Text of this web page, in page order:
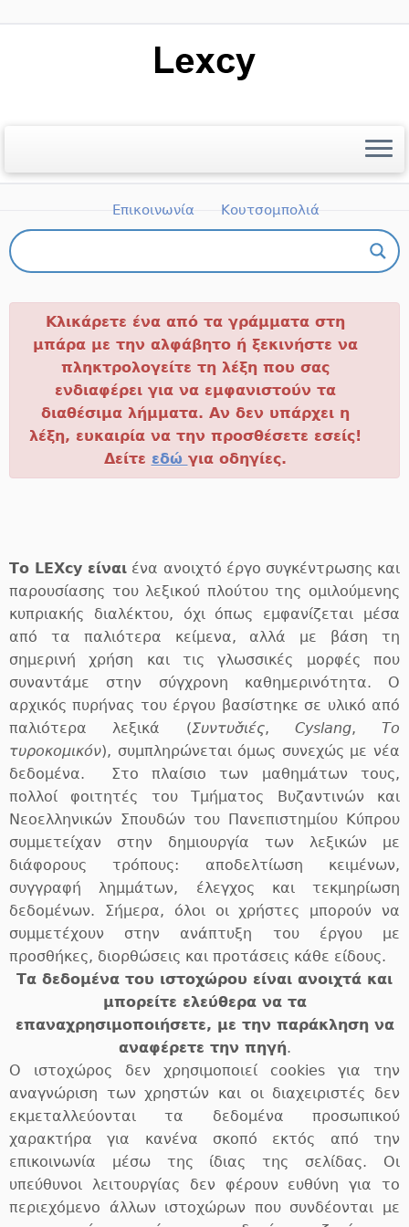
Αρχική Ποιοι είμαστε Βιβλιογραφία
Επικοινωνία Κουτσομπολιά
Κλικάρετε ένα από τα γράμματα στη
μπάρα με την αλφάβητο ή ξεκινήστε να
πληκτρολογείτε τη λέξη που σας
ενδιαφέρει για να εμφανιστούν τα
διαθέσιμα λήμματα. Αν δεν υπάρχει η
λέξη, ευκαιρία να την προσθέσετε εσείς!
Δείτε εδώ για οδηγίες.
Το LEXcy είναι ένα ανοιχτό έργο συγκέντρωσης και
παρουσίασης του λεξικού πλούτου της ομιλούμενης
κυπριακής διαλέκτου, όχι όπως εμφανίζεται μέσα
από τα παλιότερα κείμενα, αλλά με βάση τη
σημερινή χρήση και τις γλωσσικές μορφές που
συναντάμε στην σύγχρονη καθημερινότητα. Ο
αρχικός πυρήνας του έργου βασίστηκε σε υλικό από
παλιότερα λεξικά (Συντυσ̌ιές, Cyslang, Το
τυροκομικόν), συμπληρώνεται όμως συνεχώς με νέα
δεδομένα. Στο πλαίσιο των μαθημάτων τους,
πολλοί φοιτητές του Τμήματος Βυζαντινών και
Νεοελληνικών Σπουδών του Πανεπιστημίου Κύπρου
συμμετείχαν στην δημιουργία των λεξικών με
διάφορους τρόπους: αποδελτίωση κειμένων,
συγγραφή λημμάτων, έλεγχος και τεκμηρίωση
δεδομένων. Σήμερα, όλοι οι χρήστες μπορούν να
συμμετέχουν στην ανάπτυξη του έργου με
προσθήκες, διορθώσεις και προτάσεις κάθε είδους.
Tα δεδομένα του ιστοχώρου είναι ανοιχτά και
μπορείτε ελεύθερα να τα
επαναχρησιμοποιήσετε, με την παράκληση να
αναφέρετε την πηγή.
Ο ιστοχώρος δεν χρησιμοποιεί cookies για την
αναγνώριση των χρηστών και οι διαχειριστές δεν
εκμεταλλεύονται τα δεδομένα προσωπικού
χαρακτήρα για κανένα σκοπό εκτός από την
επικοινωνία μέσω της ίδιας της σελίδας. Οι
υπεύθυνοι λειτουργίας δεν φέρουν ευθύνη για το
περιεχόμενο άλλων ιστοχώρων που συνδέονται με